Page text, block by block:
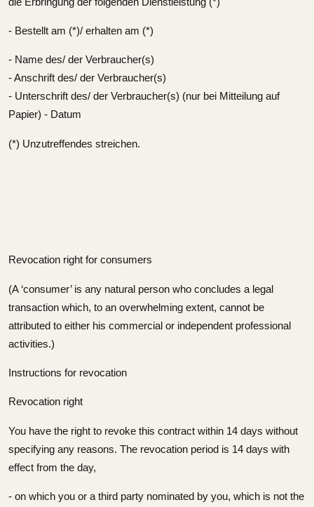
- Bestellt am (*)/ erhalten am (*)
- Name des/ der Verbraucher(s)
- Anschrift des/ der Verbraucher(s)
- Unterschrift des/ der Verbraucher(s) (nur bei Mitteilung auf
Papier) - Datum
(*) Unzutreffendes streichen.
Revocation right for consumers
(A ‘consumer’ is any natural person who concludes a legal
transaction which, to an overwhelming extent, cannot be
attributed to either his commercial or independent professional
activities.)
Instructions for revocation
Revocation right
You have the right to revoke this contract within 14 days without
specifying any reasons. The revocation period is 14 days with
effect from the day,
- on which you or a third party nominated by you, which is not the